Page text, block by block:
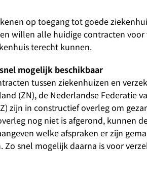
op toegang tot goede
willen alle huidige contracten
terecht kunnen.
mogelijk beschikbaar
tussen ziekenhuizen en
(ZN), de Nederlandse Federatie
zijn in constructief overleg om
nog niet is afgerond, kunnen
welke afspraken er zijn
snel mogelijk daarna is voor